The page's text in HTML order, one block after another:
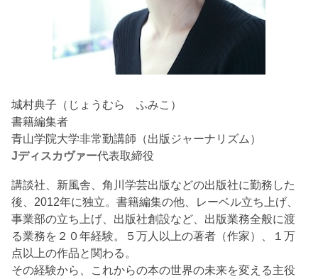
城村典子（じょうむら ふみこ）
書籍編集者
青山学院大学非常勤講師（出版ジャーナリズム）
Jディスカヴァー代表取締役
講談社、新風舎、角川学芸出版などの出版社に勤務した
後、2012年に独立。書籍編集の他、レーベル立ち上げ、
事業部の立ち上げ、出版社創設など、出版業務全般に渡
る業務を２０年経験。５万人以上の著者（作家）、１万
点以上の作品と関わる。
その経験から、これからの本の世界の未来を変える主役